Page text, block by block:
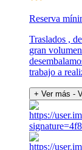
Reserva
Traslados ,
gran
trabajo a
+ Ver más -